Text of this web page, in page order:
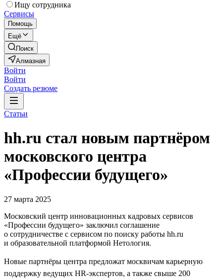
Ищу сотрудника
Сервисы
Помощь
Ещё
Поиск
Алмазная
Войти
Войти
Создать резюме
Статьи
hh.ru стал новым партнёром
московского центра
«Профессии будущего»
27 марта 2025
Московский центр инновационных кадровых сервисов
«Профессии будущего» заключил соглашение
о сотрудничестве с сервисом по поиску работы hh.ru
и образовательной платформой Нетология.
Новые партнёры центра предложат москвичам карьерную
поддержку ведущих HR-экспертов, а также свыше 200